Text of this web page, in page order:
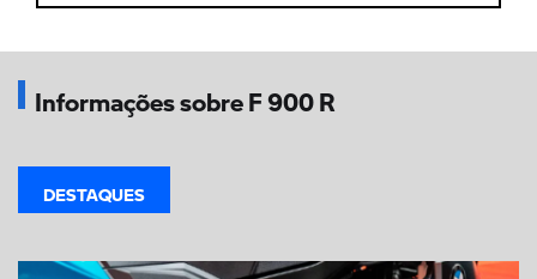
Informações sobre F 900 R
DESTAQUES